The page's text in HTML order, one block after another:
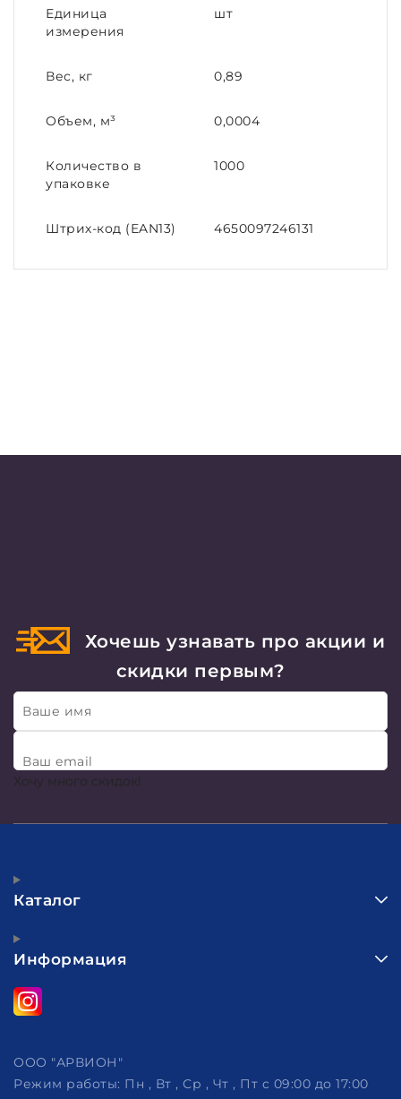
Единица
измерения
шт
Вес, кг 0,89
Объем, м³ 0,0004
Количество в
упаковке
1000
Штрих-код (EAN13) 4650097246131
Хочешь узнавать про акции и
скидки первым?
Ваше имя
Ваш email
Хочу много скидок!
Каталог
Информация
ООО "АРВИОН"
Режим работы: Пн , Вт , Ср , Чт , Пт c 09:00 до 17:00